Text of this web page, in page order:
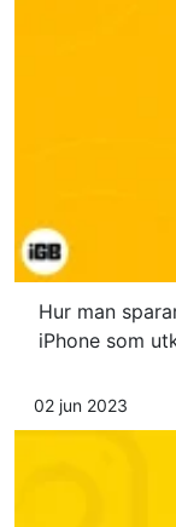
Hur man
iPhone som
02 jun 2023